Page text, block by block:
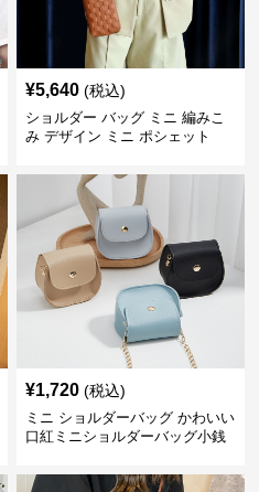
¥5,640 (税込)
ショルダー バッグ ミニ 編みこ
み デザイン ミニ ポシェット
¥1,720 (税込)
ミニ ショルダーバッグ かわいい
口紅ミニショルダーバッグ小銭